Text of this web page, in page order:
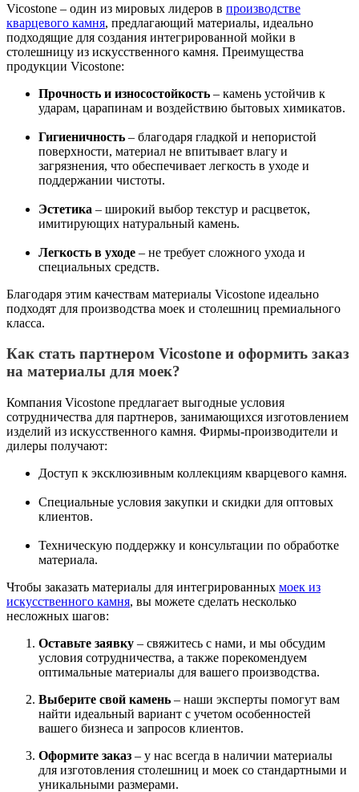
Vicostone – один из мировых лидеров в производстве
кварцевого камня, предлагающий материалы, идеально
подходящие для создания интегрированной мойки в
столешницу из искусственного камня. Преимущества
продукции Vicostone:
Прочность и износостойкость – камень устойчив к
ударам, царапинам и воздействию бытовых химикатов.
Гигиеничность – благодаря гладкой и непористой
поверхности, материал не впитывает влагу и
загрязнения, что обеспечивает легкость в уходе и
поддержании чистоты.
Эстетика – широкий выбор текстур и расцветок,
имитирующих натуральный камень.
Легкость в уходе – не требует сложного ухода и
специальных средств.
Благодаря этим качествам материалы Vicostone идеально
подходят для производства моек и столешниц премиального
класса.
Как стать партнером Vicostone и оформить заказ
на материалы для моек?
Компания Vicostone предлагает выгодные условия
сотрудничества для партнеров, занимающихся изготовлением
изделий из искусственного камня. Фирмы-производители и
дилеры получают:
Доступ к эксклюзивным коллекциям кварцевого камня.
Специальные условия закупки и скидки для оптовых
клиентов.
Техническую поддержку и консультации по обработке
материала.
Чтобы заказать материалы для интегрированных моек из
искусственного камня, вы можете сделать несколько
несложных шагов:
Оставьте заявку – свяжитесь с нами, и мы обсудим
условия сотрудничества, а также порекомендуем
оптимальные материалы для вашего производства.
Выберите свой камень – наши эксперты помогут вам
найти идеальный вариант с учетом особенностей
вашего бизнеса и запросов клиентов.
Оформите заказ – у нас всегда в наличии материалы
для изготовления столешниц и моек со стандартными и
уникальными размерами.